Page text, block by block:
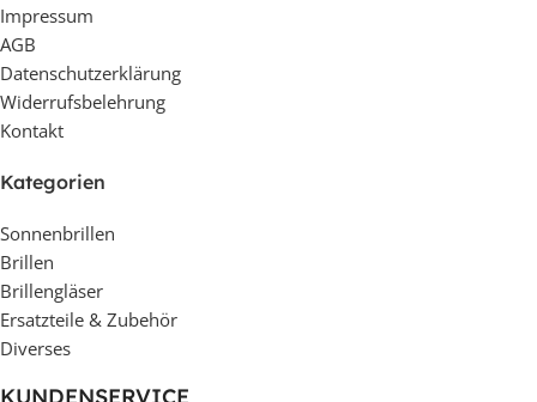
Impressum
AGB
Datenschutzerklärung
Widerrufsbelehrung
Kontakt
Kategorien
Sonnenbrillen
Brillen
Brillengläser
Ersatzteile & Zubehör
Diverses
KUNDENSERVICE